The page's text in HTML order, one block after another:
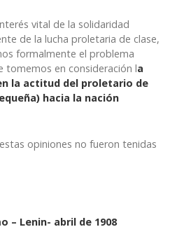
vital de la solidaridad
de la lucha proletaria de clase,
formalmente el problema
tomemos en consideración la
la actitud del proletario de
hacia la nación
opiniones no fueron tenidas
– Lenin- abril de 1908